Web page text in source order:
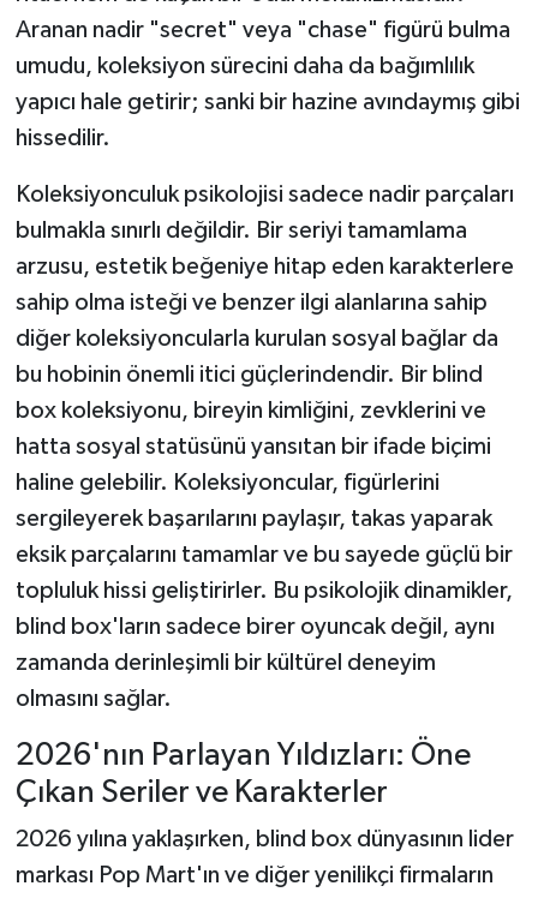
Aranan nadir "secret" veya "chase" figürü bulma
umudu, koleksiyon sürecini daha da bağımlılık
yapıcı hale getirir; sanki bir hazine avındaymış gibi
hissedilir.
Koleksiyonculuk psikolojisi sadece nadir parçaları
bulmakla sınırlı değildir. Bir seriyi tamamlama
arzusu, estetik beğeniye hitap eden karakterlere
sahip olma isteği ve benzer ilgi alanlarına sahip
diğer koleksiyoncularla kurulan sosyal bağlar da
bu hobinin önemli itici güçlerindendir. Bir blind
box koleksiyonu, bireyin kimliğini, zevklerini ve
hatta sosyal statüsünü yansıtan bir ifade biçimi
haline gelebilir. Koleksiyoncular, figürlerini
sergileyerek başarılarını paylaşır, takas yaparak
eksik parçalarını tamamlar ve bu sayede güçlü bir
topluluk hissi geliştirirler. Bu psikolojik dinamikler,
blind box'ların sadece birer oyuncak değil, aynı
zamanda derinleşimli bir kültürel deneyim
olmasını sağlar.
2026'nın Parlayan Yıldızları: Öne
Çıkan Seriler ve Karakterler
2026 yılına yaklaşırken, blind box dünyasının lider
markası Pop Mart'ın ve diğer yenilikçi firmaların